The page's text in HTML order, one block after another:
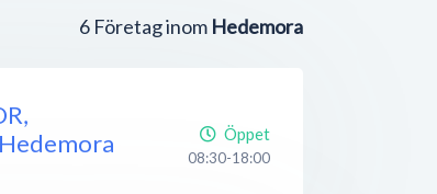
6 Företag inom Hedemora
Öppet
08:30-18:00